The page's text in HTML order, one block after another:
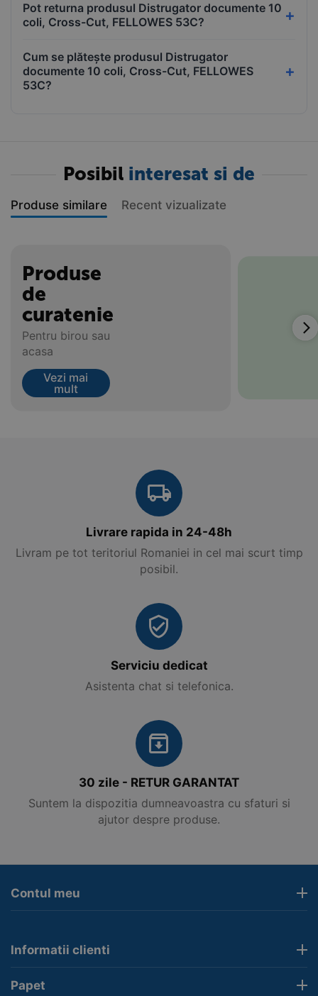
Pot returna produsul Distrugator documente 10
coli, Cross-Cut, FELLOWES 53C?
Cum se plătește produsul Distrugator
documente 10 coli, Cross-Cut, FELLOWES
53C?
Posibil interesat si de
Produse similare Recent vizualizate
Produse
de
curatenie
Pentru birou sau
acasa
Vezi mai
mult
Livrare rapida in 24-48h
Livram pe tot teritoriul Romaniei in cel mai scurt timp
posibil.
Serviciu dedicat
Asistenta chat si telefonica.
30 zile - RETUR GARANTAT
Suntem la dispozitia dumneavoastra cu sfaturi si
ajutor despre produse.
Contul meu
Informatii clienti
Papet